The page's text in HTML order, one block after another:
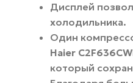
Дисплей
холодильника.
Один
Haier
который